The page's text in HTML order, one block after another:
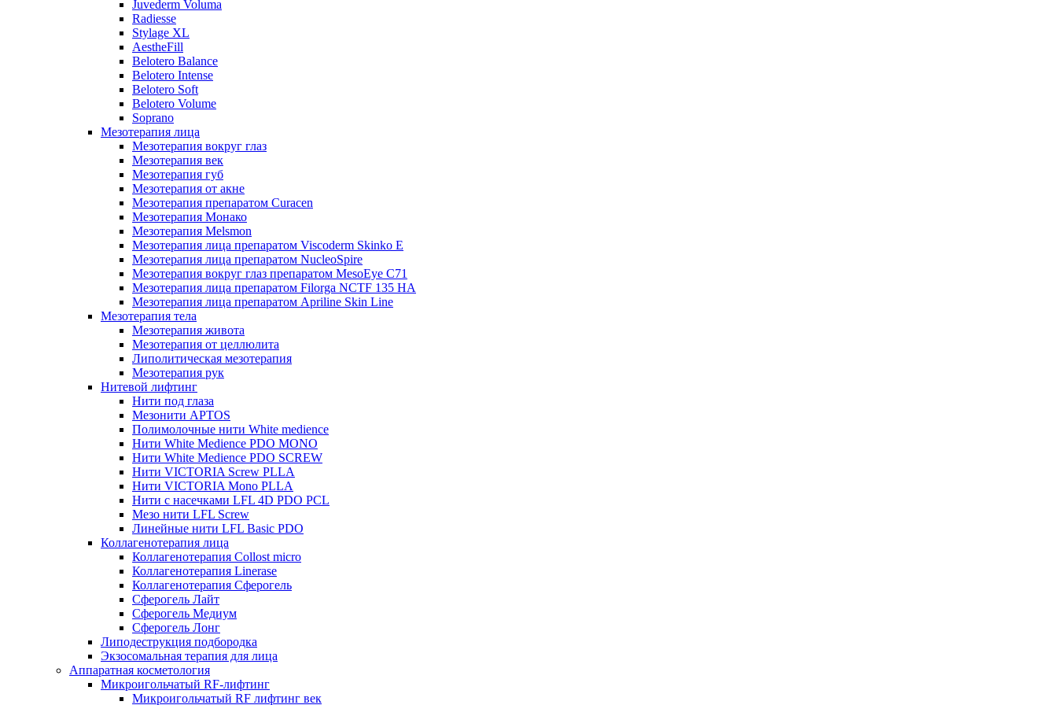
Juvederm Voluma
Radiesse
Stylage XL
AestheFill
Belotero Balance
Belotero Intense
Belotero Soft
Belotero Volume
Soprano
Мезотерапия лица
Мезотерапия вокруг глаз
Мезотерапия век
Мезотерапия губ
Мезотерапия от акне
Мезотерапия препаратом Curacen
Мезотерапия Монако
Мезотерапия Melsmon
Мезотерапия лица препаратом Viscoderm Skinko E
Мезотерапия лица препаратом NucleoSpire
Мезотерапия вокруг глаз препаратом MesoEye С71
Мезотерапия лица препаратом Filorga NCTF 135 HA
Мезотерапия лица препаратом Apriline Skin Line
Мезотерапия тела
Мезотерапия живота
Мезотерапия от целлюлита
Липолитическая мезотерапия
Мезотерапия рук
Нитевой лифтинг
Нити под глаза
Мезонити APTOS
Полимолочные нити White medience
Нити White Medience PDO MONO
Нити White Medience PDO SCREW
Нити VICTORIA Screw PLLA
Нити VICTORIA Mono PLLA
Нити с насечками LFL 4D PDO PCL
Мезо нити LFL Screw
Линейные нити LFL Basic PDO
Коллагенотерапия лица
Коллагенотерапия Collost micro
Коллагенотерапия Linerase
Коллагенотерапия Сферогель
Сферогель Лайт
Сферогель Медиум
Сферогель Лонг
Липодеструкция подбородка
Экзосомальная терапия для лица
Аппаратная косметология
Микроигольчатый RF-лифтинг
Микроигольчатый RF лифтинг век